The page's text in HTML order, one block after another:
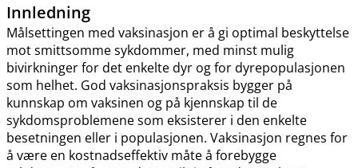
Innledning
Målsettingen med vaksinasjon er å gi optimal beskyttelse
mot smittsomme sykdommer, med minst mulig
bivirkninger for det enkelte dyr og for dyrepopulasjonen
som helhet. God vaksinasjonspraksis bygger på
kunnskap om vaksinen og på kjennskap til de
sykdomsproblemene som eksisterer i den enkelte
besetningen eller i populasjonen. Vaksinasjon regnes for
å være en kostnadseffektiv måte å forebygge